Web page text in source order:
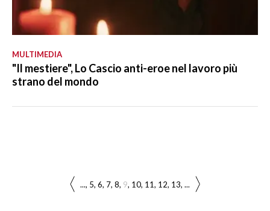
MULTIMEDIA
"Il mestiere", Lo Cascio anti-eroe nel lavoro più
strano del mondo
... 5 6 7 8 9 10 11 12 13 ...